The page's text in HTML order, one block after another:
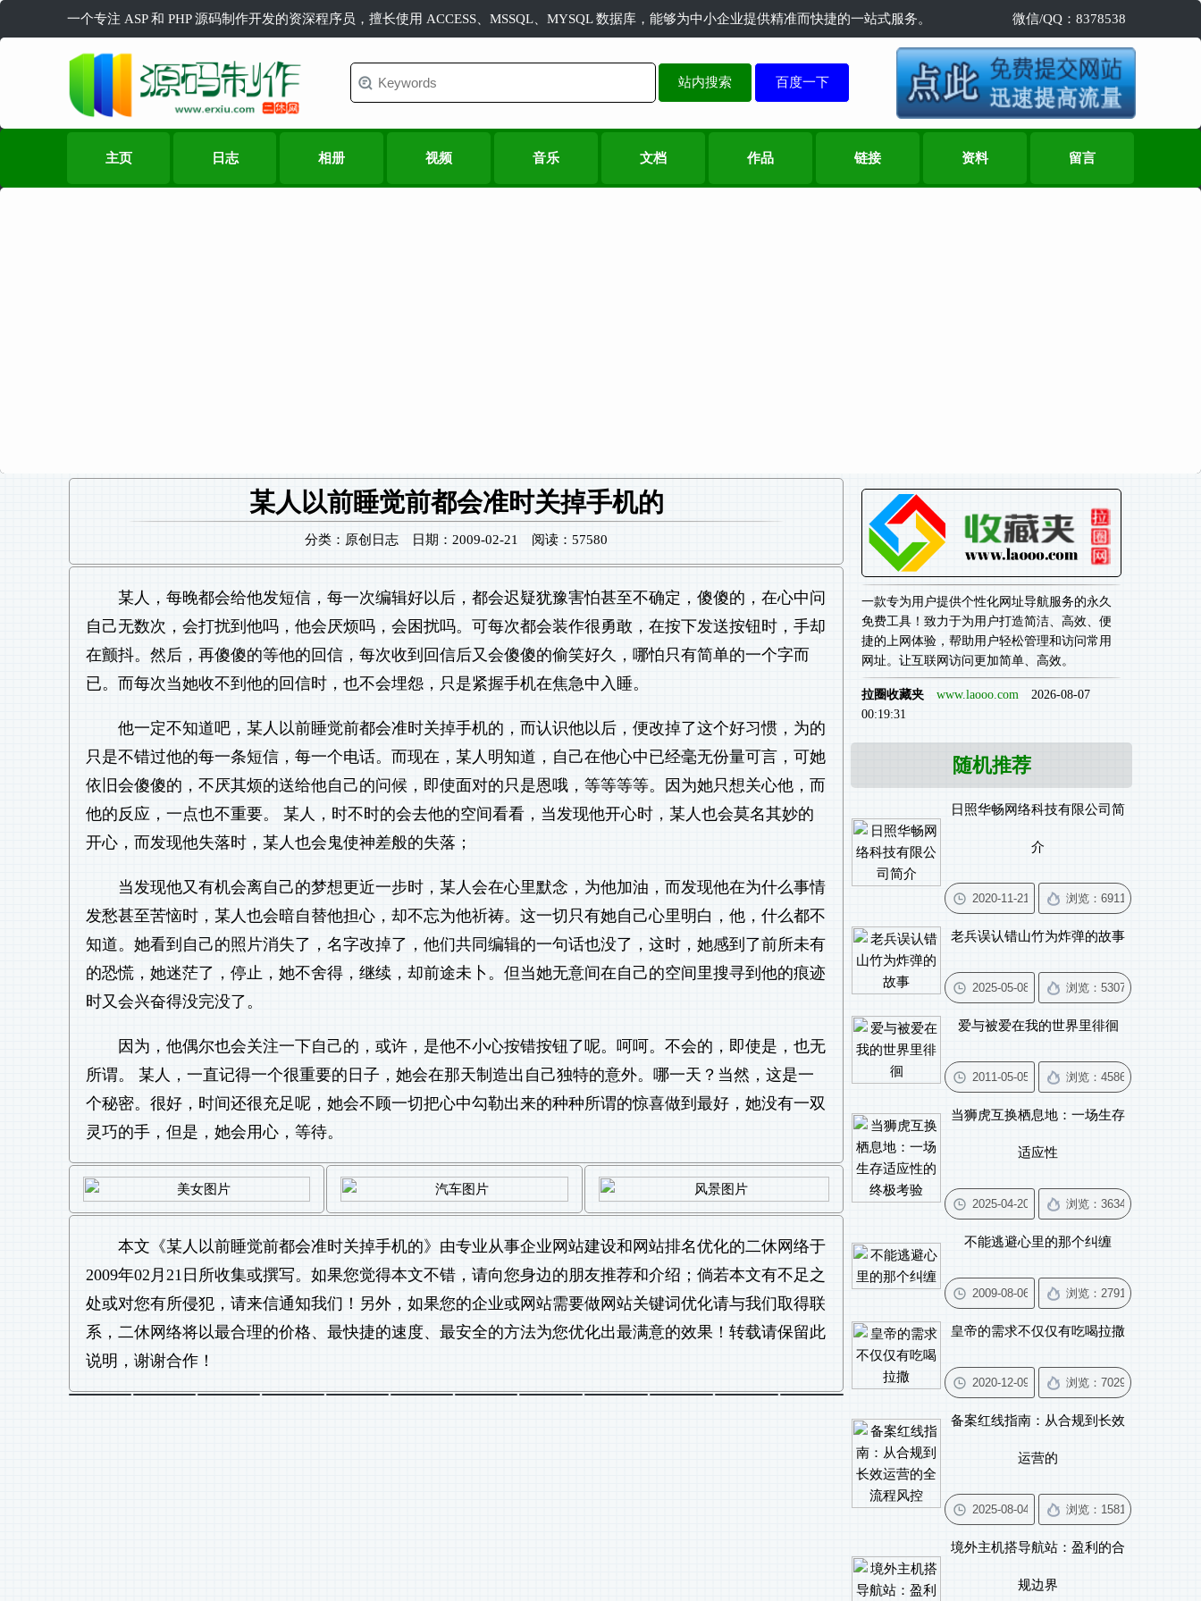
一个专注 ASP 和 PHP 源码制作开发的资深程序员，擅长使用 ACCESS、MSSQL、MYSQL 数据库，能够为中小企业提供精准而快捷的一站式服务。 微信/QQ：8378538
站内搜索
主页 日志 相册 视频 音乐 文档 作品 链接 资料 留言
某人以前睡觉前都会准时关掉手机的
分类：原创日志 日期：2009-02-21 阅读：57580
某人，每晚都会给他发短信，每一次编辑好以后，都会迟疑犹豫害怕甚至不确定，傻傻的，在心中问
自己无数次，会打扰到他吗，他会厌烦吗，会困扰吗。可每次都会装作很勇敢，在按下发送按钮时，手却
在颤抖。然后，再傻傻的等他的回信，每次收到回信后又会傻傻的偷笑好久，哪怕只有简单的一个字而
已。而每次当她收不到他的回信时，也不会埋怨，只是紧握手机在焦急中入睡。
他一定不知道吧，某人以前睡觉前都会准时关掉手机的，而认识他以后，便改掉了这个好习惯，为的
只是不错过他的每一条短信，每一个电话。而现在，某人明知道，自己在他心中已经毫无份量可言，可她
依旧会傻傻的，不厌其烦的送给他自己的问候，即使面对的只是恩哦，等等等等。因为她只想关心他，而
他的反应，一点也不重要。 某人，时不时的会去他的空间看看，当发现他开心时，某人也会莫名其妙的
开心，而发现他失落时，某人也会鬼使神差般的失落；
当发现他又有机会离自己的梦想更近一步时，某人会在心里默念，为他加油，而发现他在为什么事情
发愁甚至苦恼时，某人也会暗自替他担心，却不忘为他祈祷。这一切只有她自己心里明白，他，什么都不
知道。她看到自己的照片消失了，名字改掉了，他们共同编辑的一句话也没了，这时，她感到了前所未有
的恐慌，她迷茫了，停止，她不舍得，继续，却前途未卜。但当她无意间在自己的空间里搜寻到他的痕迹
时又会兴奋得没完没了。
因为，他偶尔也会关注一下自己的，或许，是他不小心按错按钮了呢。呵呵。不会的，即使是，也无
所谓。 某人，一直记得一个很重要的日子，她会在那天制造出自己独特的意外。哪一天？当然，这是一
个秘密。很好，时间还很充足呢，她会不顾一切把心中勾勒出来的种种所谓的惊喜做到最好，她没有一双
灵巧的手，但是，她会用心，等待。
本文《某人以前睡觉前都会准时关掉手机的》由专业从事企业网站建设和 网站排名优化的二休网络于
2009年02月21日所收集或撰写。如果您觉得本文不错，请向您身边的朋友推荐和介绍；倘若本文有不足之
处或对您有所侵犯，请来信通知我们！另外，如果您的企业或网站需要做 网站关键词优化请与我们取得联
系，二休网络将以最合理的价格、最快捷的速度、最安全的方法为您优化出最满意的效果！转载请保留此
说明，谢谢合作！
一款专为用户提供个性化网址导航服务的永久
免费工具！致力于为用户打造简洁、高效、便
捷的上网体验，帮助用户轻松管理和访问常用
网址。让互联网访问更加简单、高效。
拉圈收藏夹 www.laooo.com 2026-08-07
00:19:31
随机推荐
日照华畅网络科技有限公司简
介
老兵误认错山竹为炸弹的故事
爱与被爱在我的世界里徘徊
当狮虎互换栖息地：一场生存
适应性
不能逃避心里的那个纠缠
皇帝的需求不仅仅有吃喝拉撒
备案红线指南：从合规到长效
运营的
境外主机搭导航站：盈利的合
规边界